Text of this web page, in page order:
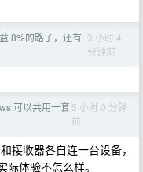
8%的路子，还有 3 小时 4
分钟前
可以共用一套5 小时 0 分钟
前
接收器各自连一台设备，
体验不怎么样。